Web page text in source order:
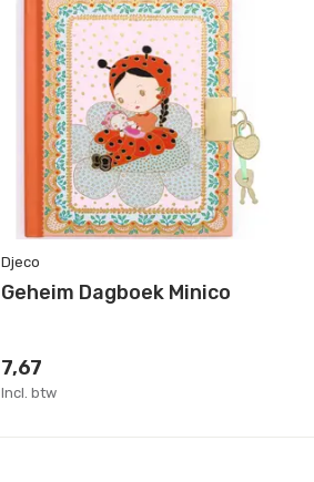
Djeco
Geheim Dagboek Minico
7,67
Incl. btw